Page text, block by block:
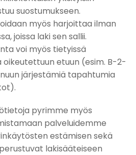
suostumukseen.
myös harjoittaa ilman
joissa laki sen sallii.
voi myös tietyissä
oikeutettuun etuun (esim. B-2-
järjestämiä tapahtumia
pyrimme myös
palveluidemme
estämisen sekä
lakisääteiseen